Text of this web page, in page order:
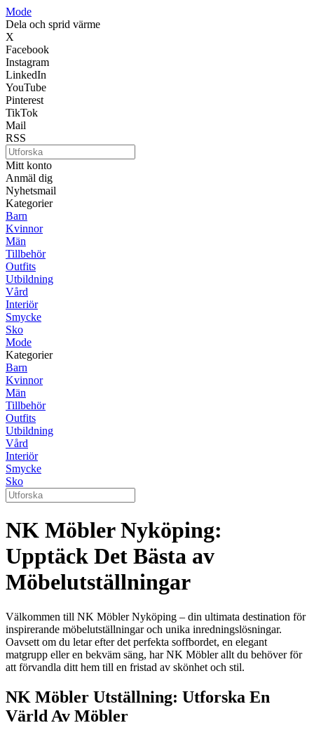
Mode
Dela och sprid värme
X
Facebook
Instagram
LinkedIn
YouTube
Pinterest
TikTok
Mail
RSS
Mitt konto
Anmäl dig
Nyhetsmail
Kategorier
Barn
Kvinnor
Män
Tillbehör
Outfits
Utbildning
Vård
Interiör
Smycke
Sko
Mode
Kategorier
Barn
Kvinnor
Män
Tillbehör
Outfits
Utbildning
Vård
Interiör
Smycke
Sko
NK Möbler Nyköping:
Upptäck Det Bästa av
Möbelutställningar
Välkommen till NK Möbler Nyköping – din ultimata destination för
inspirerande möbelutställningar och unika inredningslösningar.
Oavsett om du letar efter det perfekta soffbordet, en elegant
matgrupp eller en bekväm säng, har NK Möbler allt du behöver för
att förvandla ditt hem till en fristad av skönhet och stil.
NK Möbler Utställning: Utforska En
Värld Av Möbler